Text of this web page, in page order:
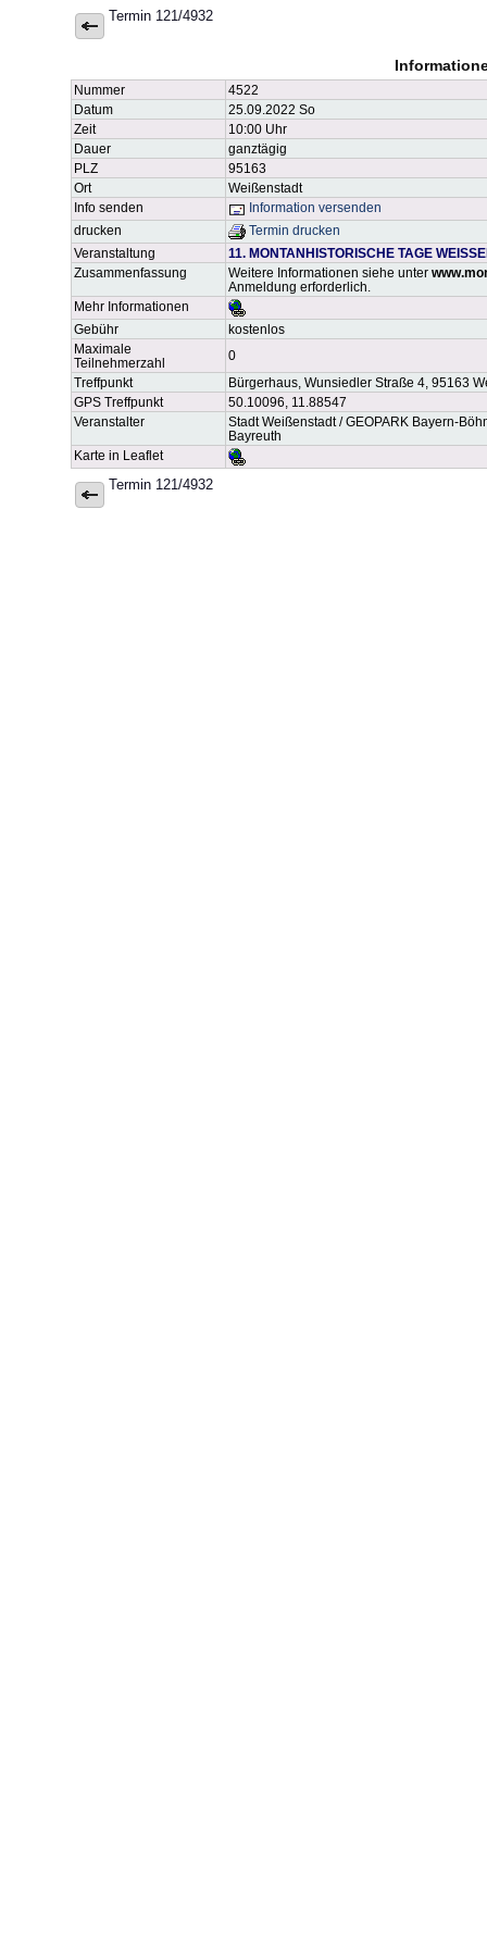
Termin 121/4932
Nummer
4522
Datum
25.09.2022 So
Zeit
10:00 Uhr
Dauer
ganztägig
PLZ
95163
Ort
Weißenstadt
Info senden
Information versenden
drucken
Termin drucken
Veranstaltung
11. MONTANHISTORISCHE TAGE
Zusammenfassung
Weitere Informationen siehe unter
Anmeldung erforderlich.
Mehr Informationen
Gebühr
kostenlos
Maximale
Teilnehmerzahl
0
Treffpunkt
Bürgerhaus, Wunsiedler Straße 4, 95163
GPS Treffpunkt
50.10096, 11.88547
Veranstalter
Stadt Weißenstadt / GEOPARK Bayern-
Bayreuth
Karte in Leaflet
Termin 121/4932